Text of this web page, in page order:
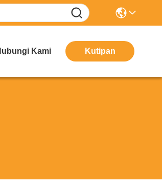
Kami Kutipan